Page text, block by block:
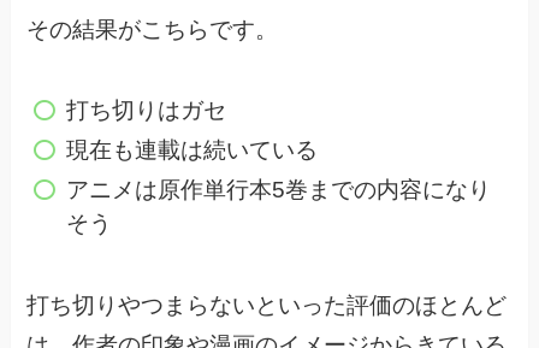
その結果がこちらです。
打ち切りはガセ
現在も連載は続いている
アニメは原作単行本5巻までの内容になり
そう
打ち切りやつまらないといった評価のほとんど